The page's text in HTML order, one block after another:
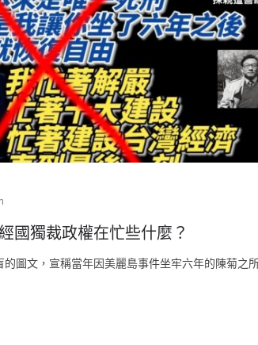
國獨裁政權在忙些什麼？
圖文，宣稱當年因美麗島事件坐牢六年的陳菊之